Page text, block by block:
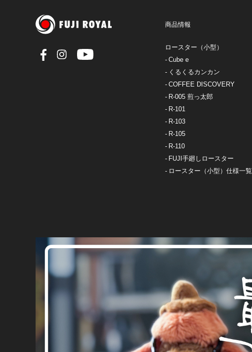
商品情報
ロースター（小型）
Cube e
くるくるカンカン
COFFEE DISCOVERY
R-005 煎っ太郎
R-101
R-103
R-105
R-110
FUJI手廻しロースター
ロースター（小型）仕様一覧